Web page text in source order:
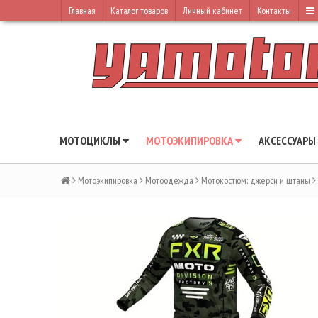
Главная Каталог товаров Личный кабинет Контакты
МОТОЦИКЛЫ МОТОЭКИПИРОВКА АКСЕССУАРЫ
Мотоэкипировка Мотоодежда Мотокостюм: джерси и штаны